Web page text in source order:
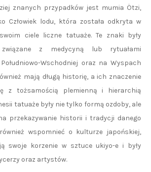
znanych przypadków jest mumia Ötzi,
Człowiek lodu, która została odkryta w
ciele liczne tatuaże. Te znaki były
związane z medycyną lub rytuałami
Wschodniej oraz na Wyspach
mają długą historię, a ich znaczenie
z tożsamością plemienną i hierarchią
tatuaże były nie tylko formą ozdoby, ale
przekazywanie historii i tradycji danego
wspomnieć o kulturze japońskiej,
swoje korzenie w sztuce ukiyo-e i były
oraz artystów.